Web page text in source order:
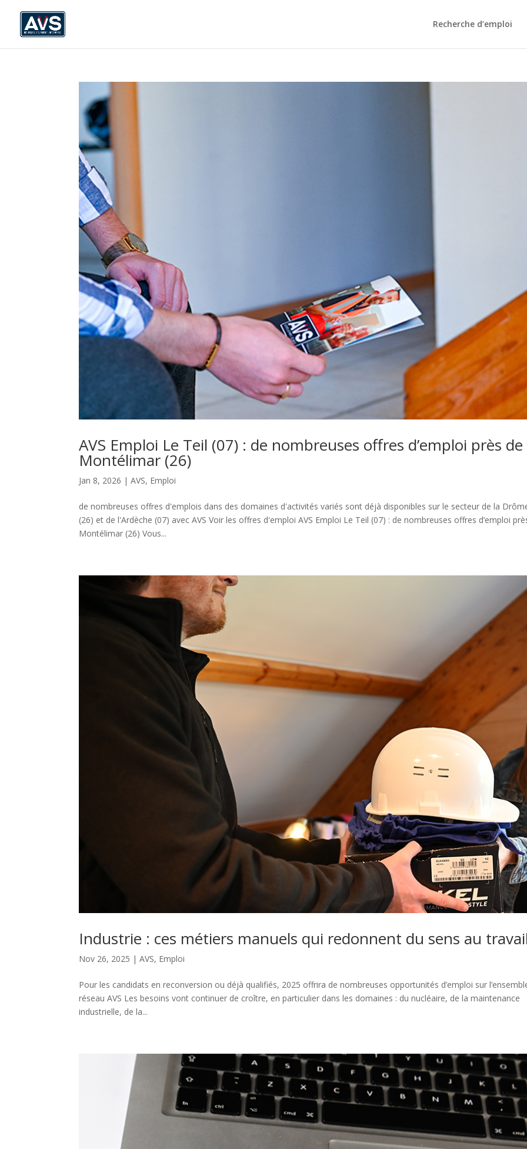
Recherche d’emploi
AVS Emploi Le Teil (07) : de nombreuses offres d’emploi près de
Montélimar (26)
Jan 8, 2026 |AVS, Emploi
de nombreuses offres d'emplois dans des domaines d'activités variés sont déjà disponibles sur le secteur de la
(26) et de l'Ardèche (07) avec AVS Voir les offres d'emploi AVS Emploi Le Teil (07) : de nombreuses offres d’emploi
Montélimar (26) Vous...
Industrie : ces métiers manuels qui redonnent du sens au
Nov 26, 2025 |AVS, Emploi
Pour les candidats en reconversion ou déjà qualifiés, 2025 offrira de nombreuses opportunités d’emploi sur
réseau AVS Les besoins vont continuer de croître, en particulier dans les domaines : du nucléaire, de la maintenance
industrielle, de la...